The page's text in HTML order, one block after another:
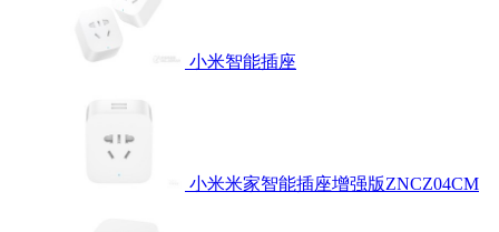
小米智能插座
小米米家智能插座增强版ZNCZ04CM